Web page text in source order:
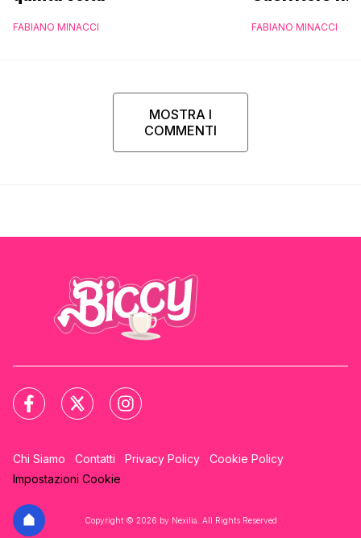
FABIANO MINACCI
l’esclusiva di
FABIANO MINACCI
MOSTRA I
COMMENTI
Chi Siamo Contatti Privacy Policy
Cookie Policy
Impostazioni Cookie
Copyright © 2026 by Nexilia. All Rights Reserved